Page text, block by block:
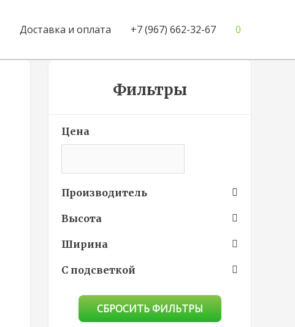
Доставка и оплата +7 (967) 662-32-67 0
Фильтры
Цена
Производитель
Высота
Ширина
С подсветкой
СБРОСИТЬ ФИЛЬТРЫ